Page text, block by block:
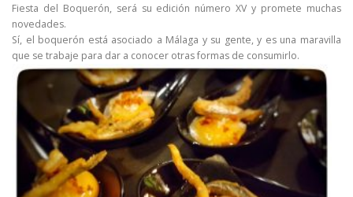
Fiesta del Boquerón, será su edición número XV y promete muchas
novedades.
Sí, el boquerón está asociado a Málaga y su gente, y es una maravilla
que se trabaje para dar a conocer otras formas de consumirlo.